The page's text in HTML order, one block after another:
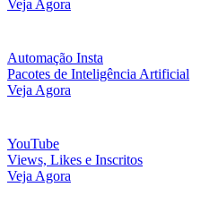
Veja Agora
Automação Insta
Pacotes de Inteligência Artificial
Veja Agora
YouTube
Views, Likes e Inscritos
Veja Agora